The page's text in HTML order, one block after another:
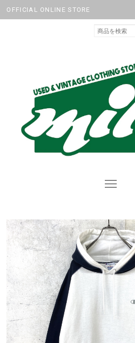
OFFICIAL ONLINE STORE